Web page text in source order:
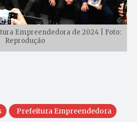
Empreendedora de 2024 | Foto:
Reprodução
Prefeitura Empreendedora